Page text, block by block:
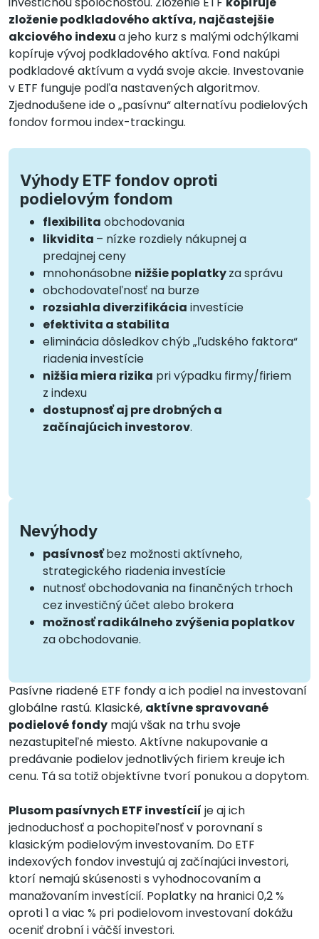
zloženie podkladového aktíva, najčastejšie
akciového indexua jeho kurz s malými odchýlkami
kopíruje vývoj podkladového aktíva. Fond nakúpi
podkladové aktívum a vydá svoje akcie. Investovanie
v ETF funguje podľa nastavených algoritmov.
Zjednodušene ide o „pasívnu“ alternatívu podielových
fondov formou index-trackingu.
Výhody ETF fondov oproti
podielovým fondom
flexibilita obchodovania
likvidita – nízke rozdiely nákupnej a
predajnej ceny
mnohonásobne nižšie poplatkyza správu
obchodovateľnosť na burze
rozsiahla diverzifikácia investície
efektivita a stabilita
eliminácia dôsledkov chýb „ľudského faktora“
riadenia investície
nižšia miera rizika pri výpadku firmy/firiem
z indexu
dostupnosť aj pre drobných a
začínajúcich investorov.
Nevýhody
pasívnosťbez možnosti aktívneho,
strategického riadenia investície
nutnosť obchodovania na finančných trhoch
cez investičný účet alebo brokera
možnosť radikálneho zvýšenia poplatkov
za obchodovanie.
Pasívne riadené ETF fondy a ich podiel na investovaní
globálne rastú. Klasické, aktívne spravované
podielové fondy majú však na trhu svoje
nezastupiteľné miesto. Aktívne nakupovanie a
predávanie podielov jednotlivých firiem kreuje ich
cenu. Tá sa totiž objektívne tvorí ponukou a dopytom.
Plusom pasívnych ETF investícií je aj ich
jednoduchosť a pochopiteľnosť v porovnaní s
klasickým podielovým investovaním. Do ETF
indexových fondov investujú aj začínajúci investori,
ktorí nemajú skúsenosti s vyhodnocovaním a
manažovaním investícií. Poplatky na hranici 0,2 %
oproti 1 a viac % pri podielovom investovaní dokážu
oceniť drobní i väčší investori.